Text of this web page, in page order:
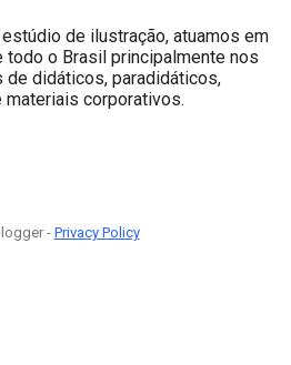
de ilustração, atuamos em
todo o Brasil principalmente nos
de didáticos, paradidáticos,
corporativos.
-Privacy Policy